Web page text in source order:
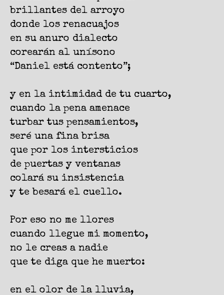
brillantes del arroyo
donde los renacuajos
en su anuro dialecto
corearán al unísono
“Daniel está contento”;
y en la intimidad de tu cuarto,
cuando la pena amenace
turbar tus pensamientos,
seré una fina brisa
que por los intersticios
de puertas y ventanas
colará su insistencia
y te besará el cuello.
Por eso no me llores
cuando llegue mi momento,
no le creas a nadie
que te diga que he muerto:
en el olor de la lluvia,